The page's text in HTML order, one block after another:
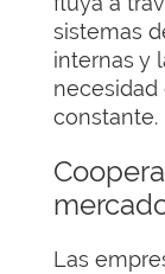
sistemas
internas y
necesidad
constante.
Las